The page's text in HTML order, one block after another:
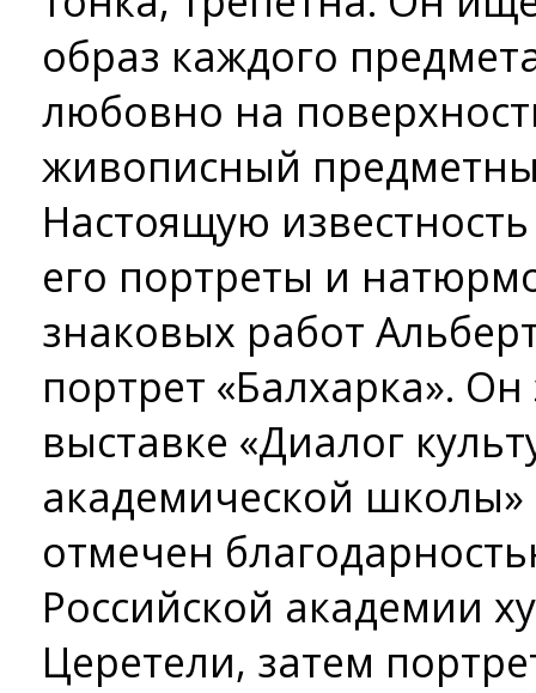
образ каждого
любовно на
живописный
Настоящую
его портреты и
знаковых работ
портрет «Балхарка».
выставке «Диалог
академической
отмечен
Российской академии
Церетели, затем